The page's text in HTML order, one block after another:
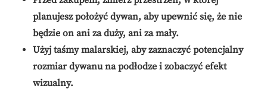
planujesz położyć dywan, aby upewnić się, że nie
będzie on ani za duży, ani za mały.
Użyj taśmy malarskiej, aby zaznaczyć potencjalny
rozmiar dywanu na podłodze i zobaczyć efekt
wizualny.